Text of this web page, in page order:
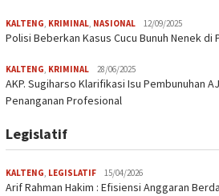
KALTENG KRIMINAL NASIONAL 12/09/2025
Polisi Beberkan Kasus Cucu Bunuh Nenek di
KALTENG KRIMINAL 28/06/2025
AKP. Sugiharso Klarifikasi Isu Pembunuhan
Penanganan Profesional
Legislatif
KALTENG, LEGISLATIF 15/04/2026
Arif Rahman Hakim : Efisiensi Anggaran